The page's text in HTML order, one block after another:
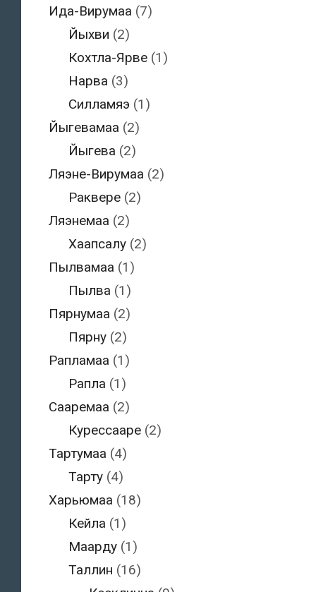
Ида-Вирумаа (7)
Йыхви (2)
Кохтла-Ярве (1)
Нарва (3)
Силламяэ (1)
Йыгевамаа (2)
Йыгева (2)
Ляэне-Вирумаа (2)
Раквере (2)
Ляэнемаа (2)
Хаапсалу (2)
Пылвамаа (1)
Пылва (1)
Пярнумаа (2)
Пярну (2)
Рапламаа (1)
Рапла (1)
Сааремаа (2)
Курессааре (2)
Тартумаа (4)
Тарту (4)
Харьюмаа (18)
Кейла (1)
Маарду (1)
Таллин (16)